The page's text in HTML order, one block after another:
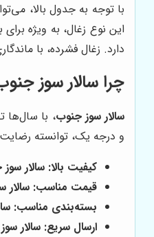
با توجه به جدول بالا،
این نوع زغال، به ویژه
دارد. زغال فشرده، با
چرا سالار سوز
سالار سوز جنوب، با سال‌ها
و درجه یک، توانسته
کیفیت بالا: سالار
قیمت مناسب:
بسته‌بندی مناسب:
ارسال سریع: سالار